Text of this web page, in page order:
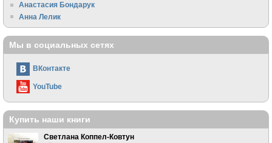
Анастасия Бондарук
Анна Лелик
Мы в социальных сетях
ВКонтакте
YouTube
Купить наши книги
Светлана Коппел-Ковтун